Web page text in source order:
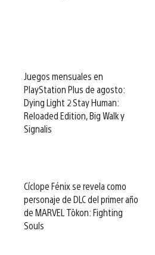
Juegos mensuales en
PlayStation Plus de agosto:
Dying Light 2 Stay Human:
Reloaded Edition, Big Walk y
Signalis
Cíclope Fénix se revela como
personaje de DLC del primer año
de MARVEL Tōkon: Fighting
Souls